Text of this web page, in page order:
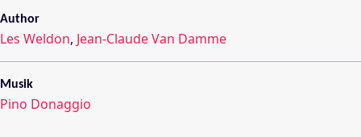
Author
Les Weldon, Jean-Claude Van Damme
Musik
Pino Donaggio